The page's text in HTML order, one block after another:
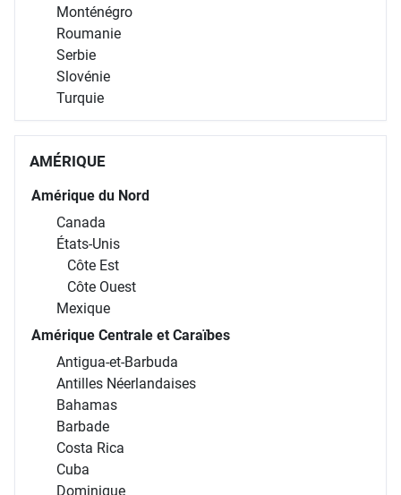
Monténégro
Roumanie
Serbie
Slovénie
Turquie
AMÉRIQUE
Amérique du Nord
Canada
États-Unis
Côte Est
Côte Ouest
Mexique
Amérique Centrale et Caraïbes
Antigua-et-Barbuda
Antilles Néerlandaises
Bahamas
Barbade
Costa Rica
Cuba
Dominique